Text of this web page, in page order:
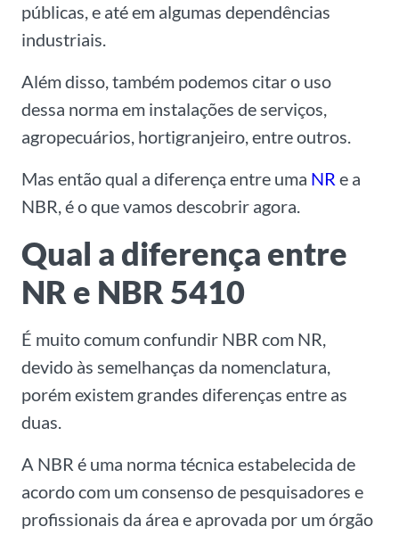
públicas, e até em algumas dependências
industriais.
Além disso, também podemos citar o uso
dessa norma em instalações de serviços,
agropecuários, hortigranjeiro, entre outros.
Mas então qual a diferença entre uma NR e a
NBR, é o que vamos descobrir agora.
Qual a diferença entre
NR e NBR 5410
É muito comum confundir NBR com NR,
devido às semelhanças da nomenclatura,
porém existem grandes diferenças entre as
duas.
A NBR é uma norma técnica estabelecida de
acordo com um consenso de pesquisadores e
profissionais da área e aprovada por um órgão